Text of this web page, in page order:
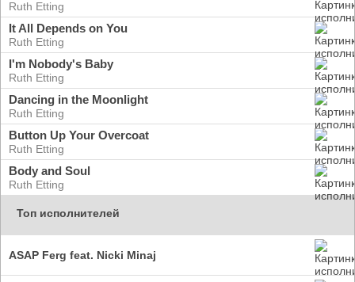
Ruth Etting
It All Depends on You
Ruth Etting
I'm Nobody's Baby
Ruth Etting
Dancing in the Moonlight
Ruth Etting
Button Up Your Overcoat
Ruth Etting
Body and Soul
Ruth Etting
Топ исполнителей
ASAP Ferg feat. Nicki Minaj